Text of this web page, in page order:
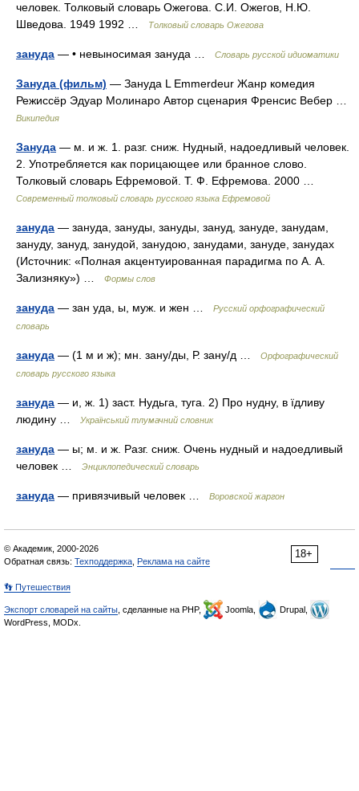
человек. Толковый словарь Ожегова. С.И. Ожегов, Н.Ю.
Шведова. 1949 1992 …
Толковый словарь Ожегова
зануда — • невыносимая зануда … Словарь русской идиоматики
Зануда (фильм) — Зануда L Emmerdeur Жанр комедия
Режиссёр Эдуар Молинаро Автор сценария Френсис Вебер …
Википедия
Зануда — м. и ж. 1. разг. сниж. Нудный, надоедливый человек.
2. Употребляется как порицающее или бранное слово.
Толковый словарь Ефремовой. Т. Ф. Ефремова. 2000 …
Современный толковый словарь русского языка Ефремовой
зануда — зануда, зануды, зануды, зануд, зануде, занудам,
зануду, зануд, занудой, занудою, занудами, зануде, занудах
(Источник: «Полная акцентуированная парадигма по А. А.
Зализняку») …
Формы слов
зануда — зан уда, ы, муж. и жен …
Русский орфографический
словарь
зануда — (1 м и ж); мн. зану/ды, Р. зану/д …
Орфографический
словарь русского языка
зануда — и, ж. 1) заст. Нудьга, туга. 2) Про нудну, в їдливу
людину …
Український тлумачний словник
зануда — ы; м. и ж. Разг. сниж. Очень нудный и надоедливый
человек …
Энциклопедический словарь
зануда — привязчивый человек … Воровской жаргон
18+
© Академик, 2000-2026
Обратная связь: Техподдержка Реклама на сайте
👣 Путешествия
Экспорт словарей на сайты , сделанные на PHP, Joomla,
Drupal,
WordPress, MODx.